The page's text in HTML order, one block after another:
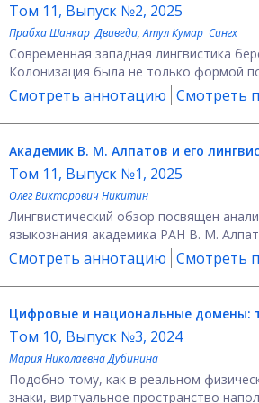
Том 11, Выпуск №2, 2025
Прабха Шанкар Двиведи,Атул Кумар Сингх
Современная западная лингвистика
Колонизация была не только формой
Смотреть аннотацию Смотреть
Академик В. М. Алпатов и его
Том 11, Выпуск №1, 2025
Олег Викторович Никитин
Лингвистический обзор посвящен
языкознания академика РАН В. М.
Смотреть аннотацию Смотреть
Цифровые и национальные домены:
Том 10, Выпуск №3, 2024
Мария Николаевна Дубинина
Подобно тому, как в реальном
знаки, виртуальное пространство